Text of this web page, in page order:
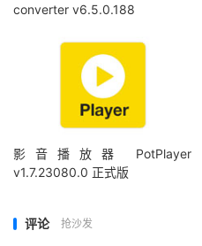
converter v6.5.0.188
影音播放器 PotPlayer
v1.7.23080.0 正式版
评论 抢沙发